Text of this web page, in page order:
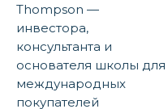
Thompson —
инвестора,
консультанта и
основателя школы для
международных
покупателей